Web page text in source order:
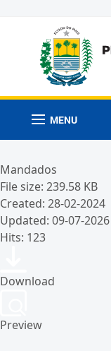
MENU
Mandados
File size: 239.58 KB
Created: 28-02-2024
Updated: 09-07-2026
Hits: 123
Download
Preview